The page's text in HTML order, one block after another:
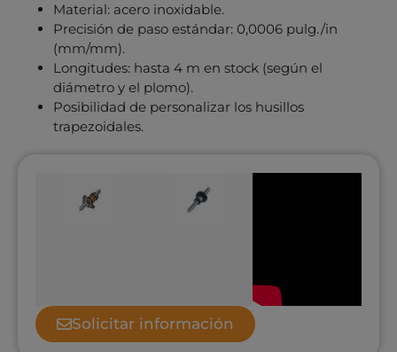
Material: acero inoxidable.
Precisión de paso estándar: 0,0006 pulg./in
(mm/mm).
Longitudes: hasta 4 m en stock (según el
diámetro y el plomo).
Posibilidad de personalizar los husillos
trapezoidales.
Solicitar información